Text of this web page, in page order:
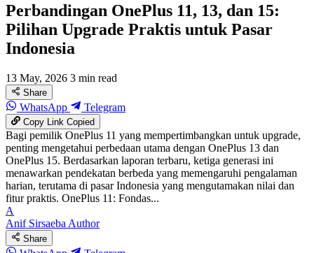
Perbandingan OnePlus 11, 13, dan 15:
Pilihan Upgrade Praktis untuk Pasar
Indonesia
13 May, 2026 3 min read
Share
WhatsApp Telegram
Copy LinkCopied
Bagi pemilik OnePlus 11 yang mempertimbangkan untuk upgrade,
penting mengetahui perbedaan utama dengan OnePlus 13 dan
OnePlus 15. Berdasarkan laporan terbaru, ketiga generasi ini
menawarkan pendekatan berbeda yang memengaruhi pengalaman
harian, terutama di pasar Indonesia yang mengutamakan nilai dan
fitur praktis. OnePlus 11: Fondas...
A
Anif SirsaebaAuthor
Share